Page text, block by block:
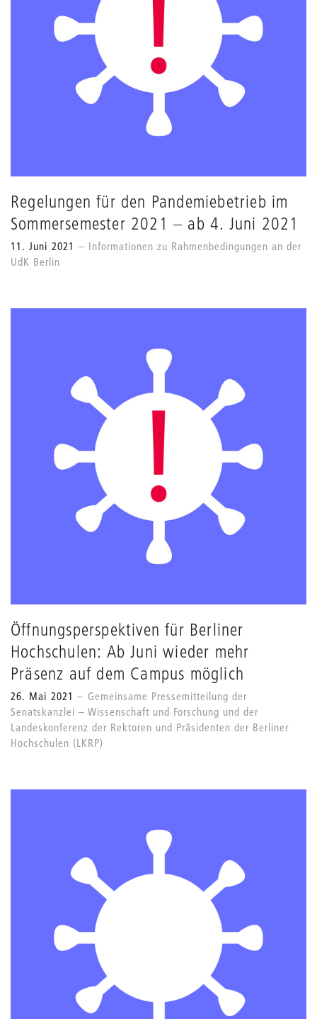
Regelungen für den Pandemiebetrieb im
Sommersemester 2021 – ab 4. Juni 2021
11. Juni 2021
Informationen zu Rahmenbedingungen an der
UdK Berlin
Öffnungsperspektiven für Berliner
Hochschulen: Ab Juni wieder mehr
Präsenz auf dem Campus möglich
26. Mai 2021
Gemeinsame Pressemitteilung der
Senatskanzlei – Wissenschaft und Forschung und der
Landeskonferenz der Rektoren und Präsidenten der Berliner
Hochschulen (LKRP)